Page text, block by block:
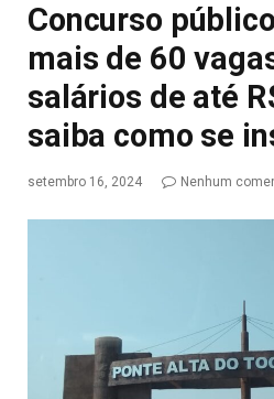
Concurso
mais de 60
salários de até
saiba como se
setembro 16, 2024 Nenhum